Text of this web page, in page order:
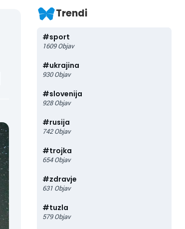
Trendi
#sport
1609 Objav
#ukrajina
930 Objav
#slovenija
928 Objav
#rusija
742 Objav
#trojka
654 Objav
#zdravje
631 Objav
#tuzla
579 Objav